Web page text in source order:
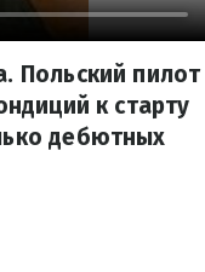
Польский пилот
к старту
дебютных